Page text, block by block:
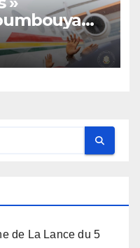
s’agite,
de La Lance du 5